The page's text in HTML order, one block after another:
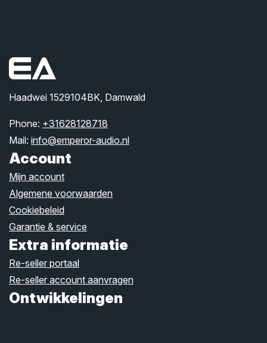
Haadwei 1529104BK, Damwald
Phone: +31628128718
Mail: info@emperor-audio.nl
Account
Mijn account
Algemene voorwaarden
Cookiebeleid
Garantie & service
Extra informatie
Re-seller portaal
Re-seller account aanvragen
Ontwikkelingen